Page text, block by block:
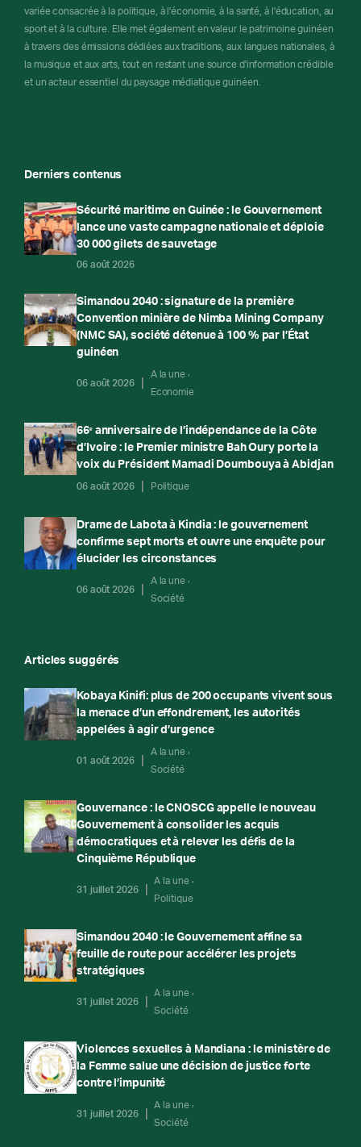
variée consacrée à la politique, à l'économie, à la santé, à l'éducation, au
sport et à la culture. Elle met également en valeur le patrimoine guinéen
à travers des émissions dédiées aux traditions, aux langues nationales, à
la musique et aux arts, tout en restant une source d'information crédible
et un acteur essentiel du paysage médiatique guinéen.
Derniers contenus
Sécurité maritime en Guinée : le Gouvernement
lance une vaste campagne nationale et déploie
30 000 gilets de sauvetage
06 août 2026
Simandou 2040 : signature de la première
Convention minière de Nimba Mining Company
(NMC SA), société détenue à 100 % par l’État
guinéen
06 août 2026
A la une
Economie
66ᵉ anniversaire de l’indépendance de la Côte
d’Ivoire : le Premier ministre Bah Oury porte la
voix du Président Mamadi Doumbouya à Abidjan
06 août 2026 Politique
Drame de Labota à Kindia : le gouvernement
confirme sept morts et ouvre une enquête pour
élucider les circonstances
06 août 2026
A la une
Société
Articles suggérés
Kobaya Kinifi: plus de 200 occupants vivent sous
la menace d’un effondrement, les autorités
appelées à agir d’urgence
01 août 2026
A la une
Société
Gouvernance : le CNOSCG appelle le nouveau
Gouvernement à consolider les acquis
démocratiques et à relever les défis de la
Cinquième République
31 juillet 2026
A la une
Politique
Simandou 2040 : le Gouvernement affine sa
feuille de route pour accélérer les projets
stratégiques
31 juillet 2026
A la une
Société
Violences sexuelles à Mandiana : le ministère de
la Femme salue une décision de justice forte
contre l’impunité
31 juillet 2026
A la une
Société